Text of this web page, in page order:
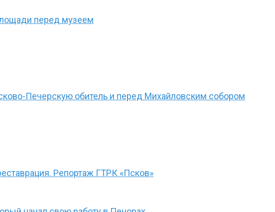
перед музеем
Печерскую обитель и перед Михайловским собором
Репортаж ГТРК «Псков»